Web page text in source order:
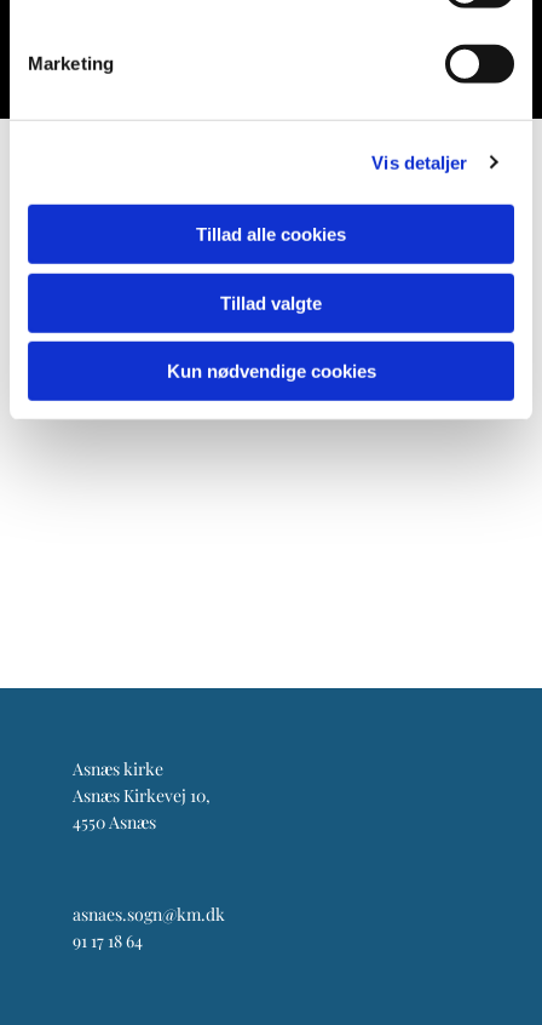
Marketing
Vis detaljer
Tillad alle cookies
Tillad valgte
Kun nødvendige cookies
Du vil måske også kunne lide...
Asnæs kirke
Asnæs Kirkevej 10,
4550 Asnæs
asnaes.sogn@km.dk
91 17 18 64